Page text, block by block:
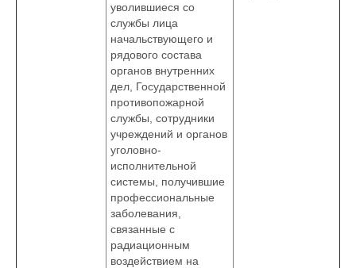
уволившиеся со
службы лица
начальствующего и
рядового состава
органов внутренних
дел, Государственной
противопожарной
службы, сотрудники
учреждений и органов
уголовно-
исполнительной
системы, получившие
профессиональные
заболевания,
связанные с
радиационным
воздействием на